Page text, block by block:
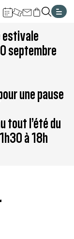
Aller
au
pied
plan
septembre
une pause
tout l’été du
à 18h